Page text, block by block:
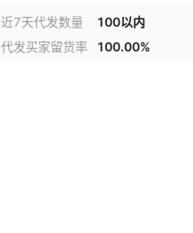
近7天代发数量 100以内
代发买家留货率 100.00%